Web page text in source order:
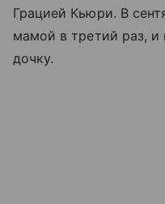
Грацией Кьюри. В
мамой в третий раз, и
дочку.